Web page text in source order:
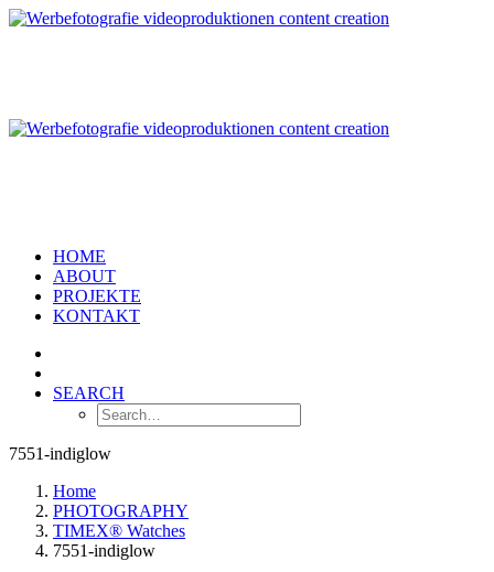
HOME
ABOUT
PROJEKTE
KONTAKT
SEARCH
7551-indiglow
Home
PHOTOGRAPHY
TIMEX® Watches
7551-indiglow